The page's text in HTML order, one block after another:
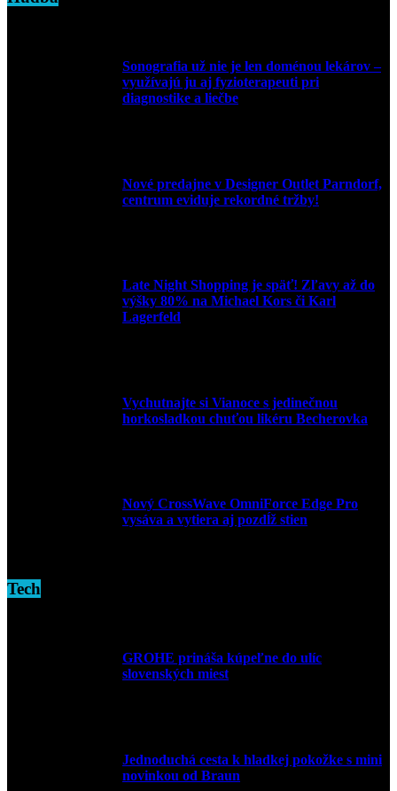
Sonografia už nie je len doménou lekárov –
využívajú ju aj fyzioterapeuti pri
diagnostike a liečbe
Nové predajne v Designer Outlet Parndorf,
centrum eviduje rekordné tržby!
Late Night Shopping je späť! Zľavy až do
výšky 80% na Michael Kors či Karl
Lagerfeld
Vychutnajte si Vianoce s jedinečnou
horkosladkou chuťou likéru Becherovka
Nový CrossWave OmniForce Edge Pro
vysáva a vytiera aj pozdĺž stien
Tech
GROHE prináša kúpeľne do ulíc
slovenských miest
Jednoduchá cesta k hladkej pokožke s mini
novinkou od Braun